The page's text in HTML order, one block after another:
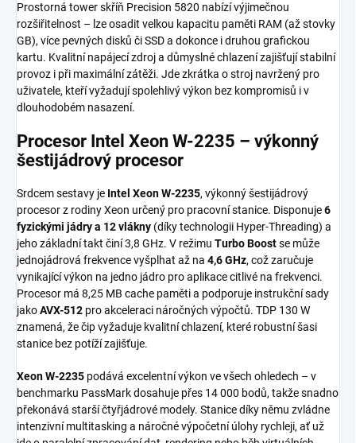
Prostorná tower skříň Precision 5820 nabízí výjimečnou
rozšiřitelnost – lze osadit velkou kapacitu paměti RAM (až stovky
GB), více pevných disků či SSD a dokonce i druhou grafickou
kartu. Kvalitní napájecí zdroj a důmyslné chlazení zajišťují stabilní
provoz i při maximální zátěži. Jde zkrátka o stroj navržený pro
uživatele, kteří vyžadují spolehlivý výkon bez kompromisů i v
dlouhodobém nasazení.
Procesor Intel Xeon W-2235 – výkonný
šestijádrový procesor
Srdcem sestavy je Intel Xeon W-2235, výkonný šestijádrový
procesor z rodiny Xeon určený pro pracovní stanice. Disponuje6
fyzickými jádry a 12 vlákny (díky technologii Hyper-Threading) a
jeho základní takt činí 3,8 GHz. V režimu Turbo Boostse může
jednojádrová frekvence vyšplhat až na 4,6 GHz, což zaručuje
vynikající výkon na jedno jádro pro aplikace citlivé na frekvenci.
Procesor má 8,25 MB cache paměti a podporuje instrukční sady
jakoAVX-512 pro akceleraci náročných výpočtů. TDP 130 W
znamená, že čip vyžaduje kvalitní chlazení, které robustní šasi
stanice bez potíží zajišťuje.
Xeon W-2235 podává excelentní výkon ve všech ohledech – v
benchmarku PassMark dosahuje přes 14 000 bodů, takže snadno
překonává starší čtyřjádrové modely. Stanice díky němu zvládne
intenzivní multitasking a náročné výpočetní úlohy rychleji, ať už